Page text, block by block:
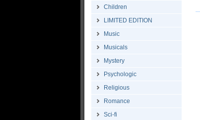
Children
LIMITED EDITION
Music
Musicals
Mystery
Psychologic
Religious
Romance
Sci-fi